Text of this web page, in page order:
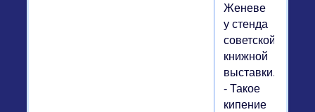
Женеве
у стенда
советской
книжной
выставки.
- Такое
кипение